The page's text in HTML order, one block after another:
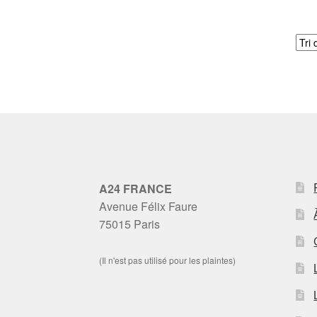
A24 FRANCE
Avenue Félix Faure
75015 Paris
(Il n'est pas utilisé pour les plaintes)